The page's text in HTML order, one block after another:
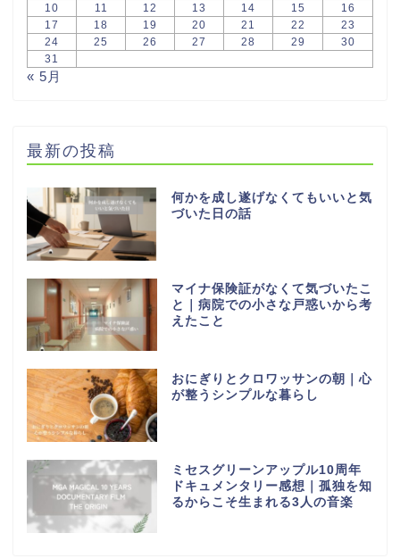
10
11 12 13 14 15
16
17
18 19 20 21 22
23
24
25 26 27 28 29
30
31
« 5月
最新の投稿
何かを成し遂げなくてもいいと気
づいた日の話
マイナ保険証がなくて気づいたこ
と｜病院での小さな戸惑いから考
えたこと
おにぎりとクロワッサンの朝｜心
が整うシンプルな暮らし
ミセスグリーンアップル10周年
ドキュメンタリー感想｜孤独を知
るからこそ生まれる3人の音楽